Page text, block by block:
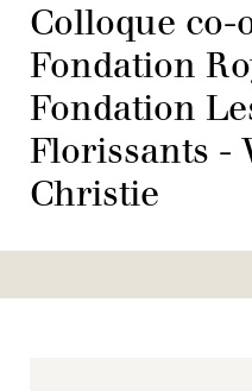
Colloque co-
Fondation
Fondation
Florissants -
Christie